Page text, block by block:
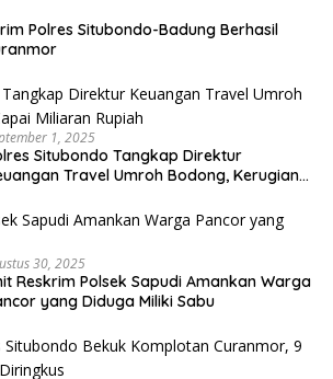
Polres Situbondo-Badung Berhasil
1, 2025
Situbondo Tangkap Direktur
Travel Umroh Bodong, Kerugian
30, 2025
Reskrim Polsek Sapudi Amankan Warga
yang Diduga Miliki Sabu